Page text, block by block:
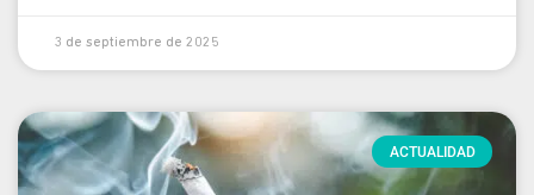
3 de septiembre de 2025
ACTUALIDAD